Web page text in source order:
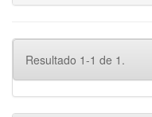
Resultado 1-1 de 1.